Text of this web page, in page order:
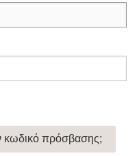
κωδικό πρόσβασης;